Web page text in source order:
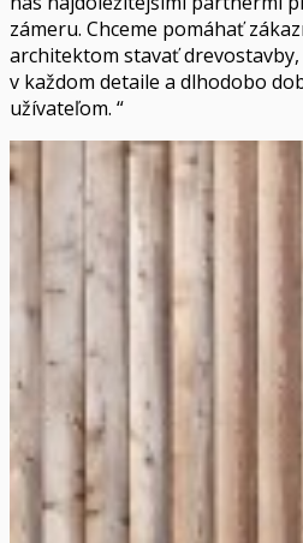
zámeru. Chceme pomáhať
architektom stavať
v každom detaile a dlhodobo
užívateľom. “